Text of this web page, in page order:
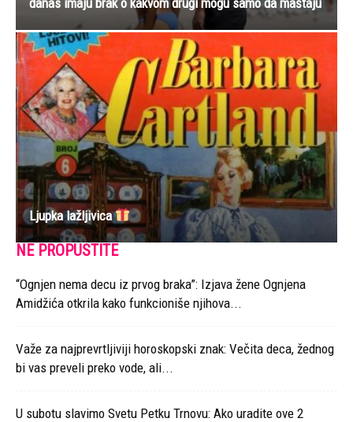
danas imaju brak o kakvom drugi mogu samo da maštaju
Ljupka lažljivica
NE PROPUSTITE
“Ognjen nema decu iz prvog braka”: Izjava žene Ognjena
Amidžića otkrila kako funkcioniše njihova...
Važe za najprevrtljiviji horoskopski znak: Večita deca, žednog
bi vas preveli preko vode, ali...
U subotu slavimo Svetu Petku Trnovu: Ako uradite ove 2